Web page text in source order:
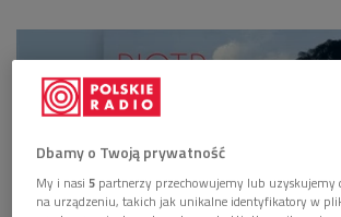
Dbamy o Twoją prywatność
My i nasi5 partnerzy przechowujemy lub uzyskujemy
na urządzeniu, takich jak unikalne identyfikatory w